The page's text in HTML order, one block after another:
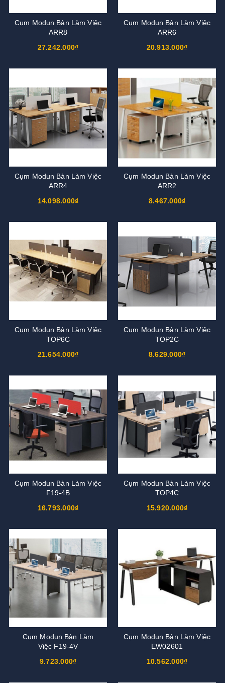
Cụm Modun Bàn Làm Việc
ARR8
27.242.000₫
Cụm Modun Bàn Làm Việc
ARR6
20.913.000₫
Cụm Modun Bàn Làm Việc
ARR4
14.098.000₫
Cụm Modun Bàn Làm Việc
ARR2
8.467.000₫
Cụm Modun Bàn Làm Việc
TOP6C
21.654.000₫
Cụm Modun Bàn Làm Việc
TOP2C
8.629.000₫
Cụm Modun Bàn Làm Việc
F19-4B
16.793.000₫
Cụm Modun Bàn Làm Việc
TOP4C
15.920.000₫
Cụm Modun Bàn Làm
Việc F19-4V
9.723.000₫
Cụm Modun Bàn Làm Việc
EW02601
10.562.000₫